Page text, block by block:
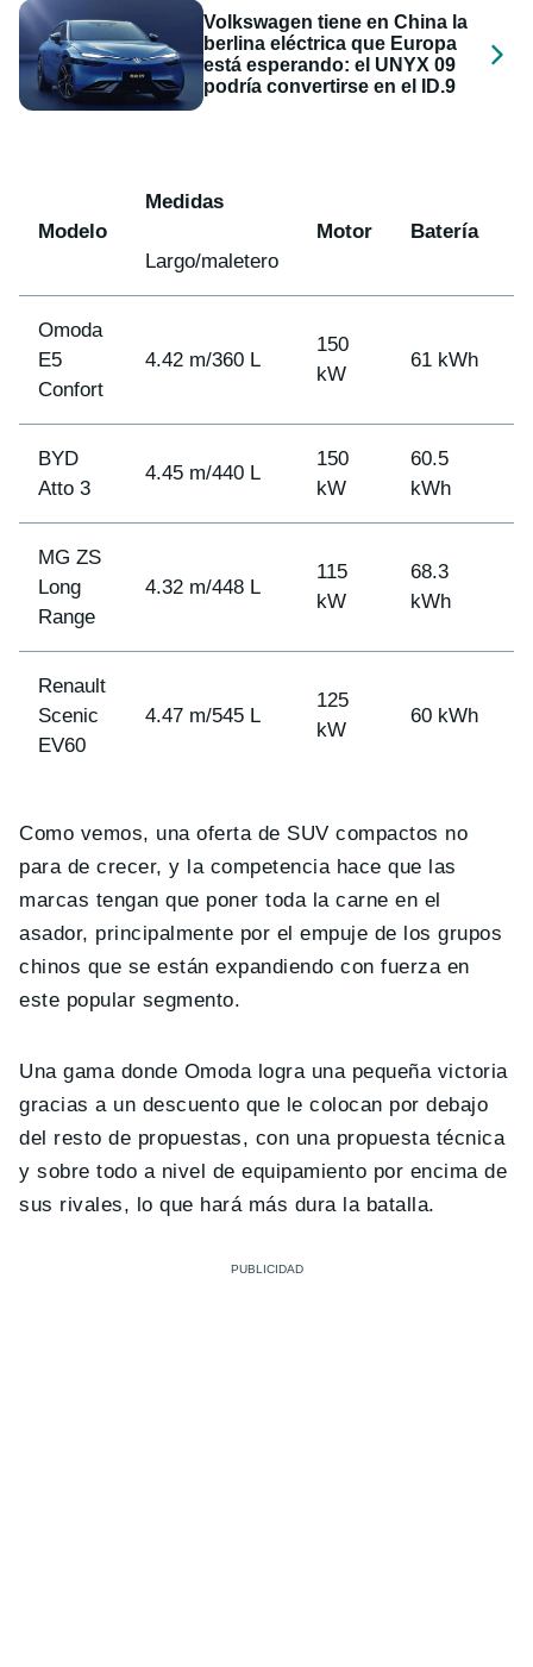
Volkswagen tiene en China la
berlina eléctrica que Europa
está esperando: el UNYX 09
podría convertirse en el ID.9
Modelo
Medidas
Largo/maletero
Motor Batería
Omoda
E5
Confort
4.42 m/360 L
150
kW
61 kWh
BYD
Atto 3
4.45 m/440 L
150
kW
60.5
kWh
MG ZS
Long
Range
4.32 m/448 L
115
kW
68.3
kWh
Renault
Scenic
EV60
4.47 m/545 L
125
kW
60 kWh
Como vemos, una oferta de SUV compactos no
para de crecer, y la competencia hace que las
marcas tengan que poner toda la carne en el
asador, principalmente por el empuje de los grupos
chinos que se están expandiendo con fuerza en
este popular segmento.
Una gama donde Omoda logra una pequeña victoria
gracias a un descuento que le colocan por debajo
del resto de propuestas, con una propuesta técnica
y sobre todo a nivel de equipamiento por encima de
sus rivales, lo que hará más dura la batalla.